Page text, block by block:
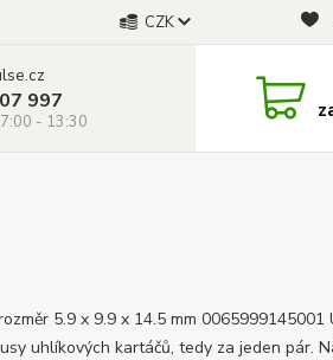
CZK
997
- 13:30
5.9 x 9.9 x 14.5 mm 0065999145001
uhlíkových kartáčů, tedy za jeden pár.